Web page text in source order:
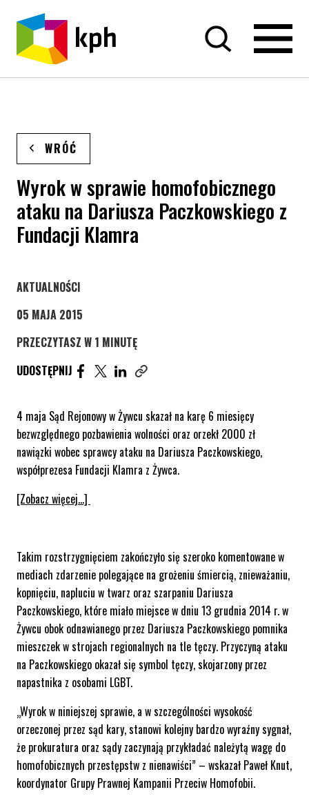
PRZEJDŹ DO TREŚCI
WRÓĆ
Wyrok w sprawie homofobicznego
ataku na Dariusza Paczkowskiego z
Fundacji Klamra
STRONA KATEGORII WPISÓW
AKTUALNOŚCI
05 MAJA 2015
PRZECZYTASZ W 1 MINUTĘ
UDOSTĘPNIJ
UDOSTĘPNIJ ARTYKUŁ NA FACEBOOK. STRONA
UDOSTĘPNIJ ARTYKUŁ NA TWITTER.
UDOSTĘPNIJ ARTYKUŁ NA LINKEDIN.
4 maja Sąd Rejonowy w Żywcu skazał na karę 6 miesięcy
bezwzględnego pozbawienia wolności oraz orzekł 2000 zł
nawiązki wobec sprawcy ataku na Dariusza Paczkowskiego,
współprezesa Fundacji Klamra z Żywca.
[Zobacz więcej…]
Takim rozstrzygnięciem zakończyło się szeroko komentowane w
mediach zdarzenie polegające na grożeniu śmiercią, znieważaniu,
kopnięciu, napluciu w twarz oraz szarpaniu Dariusza
Paczkowskiego, które miało miejsce w dniu 13 grudnia 2014 r. w
Żywcu obok odnawianego przez Dariusza Paczkowskiego pomnika
mieszczek w strojach regionalnych na tle tęczy. Przyczyną ataku
na Paczkowskiego okazał się symbol tęczy, skojarzony przez
napastnika z osobami LGBT.
„Wyrok w niniejszej sprawie, a w szczególności wysokość
orzeczonej przez sąd kary, stanowi kolejny bardzo wyraźny sygnał,
że prokuratura oraz sądy zaczynają przykładać należytą wagę do
homofobicznych przestępstw z nienawiści” – wskazał Paweł Knut,
koordynator Grupy Prawnej Kampanii Przeciw Homofobii.